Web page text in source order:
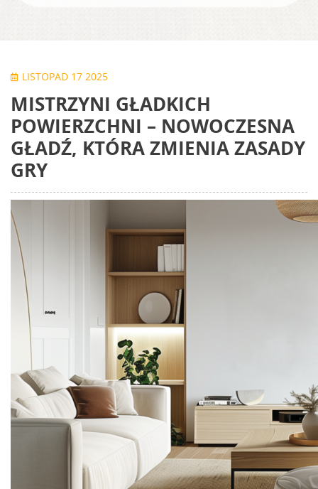
LISTOPAD 17 2025
MISTRZYNI GŁADKICH
POWIERZCHNI – NOWOCZESNA
GŁADŹ, KTÓRA ZMIENIA ZASADY
GRY